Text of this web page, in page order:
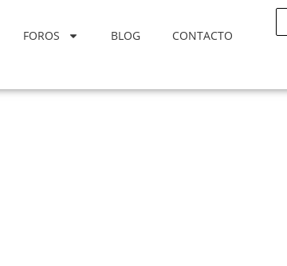
FOROS BLOG CONTACTO